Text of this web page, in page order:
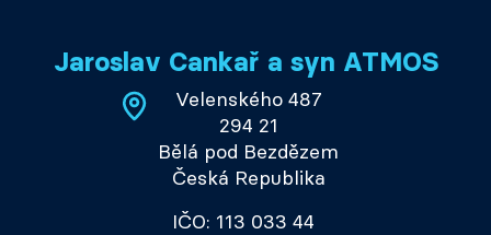
Jaroslav Cankař a syn ATMOS
Velenského 487
294 21
Bělá pod Bezdězem
Česká Republika
IČO: 113 033 44